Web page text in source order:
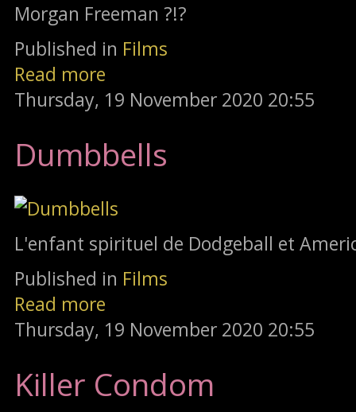
Morgan Freeman ?!?
Published in Films
Read more
Thursday, 19 November 2020 20:55
Dumbbells
L'enfant spirituel de Dodgeball et
Published in Films
Read more
Thursday, 19 November 2020 20:55
Killer Condom